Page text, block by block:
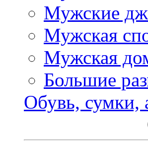
Мужские
Мужская
Мужская
Большие
Обувь, сумки,